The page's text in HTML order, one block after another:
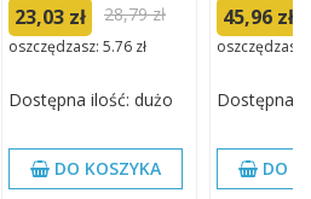
23,03 zł 28,79 zł
oszczędzasz: 5.76 zł
Dostępna ilość: dużo
DO KOSZYKA
45,96 zł
oszczędzasz:
Dostępna
DO